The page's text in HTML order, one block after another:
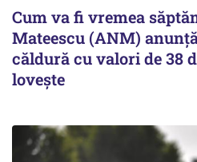
Cum va fi vremea
Mateescu (ANM)
căldură cu valori de 38
lovește